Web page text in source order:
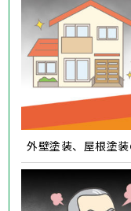
外壁塗装、屋根塗